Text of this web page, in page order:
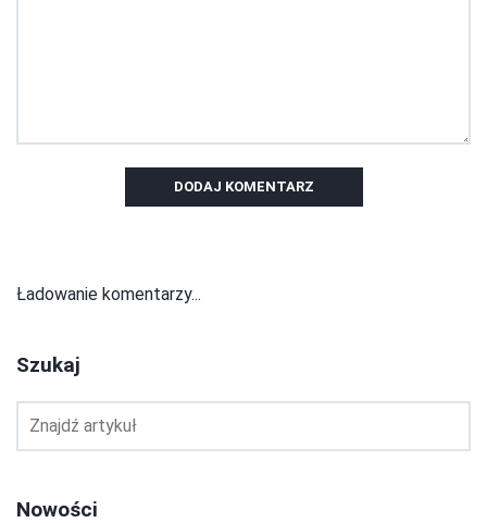
DODAJ KOMENTARZ
Ładowanie komentarzy...
Szukaj
Nowości